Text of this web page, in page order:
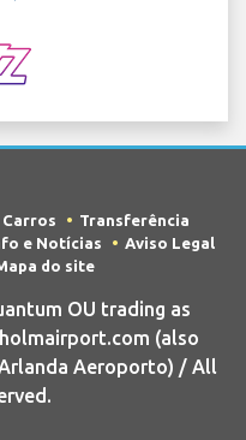
Transferência
e Notícias
Aviso Legal
do site
OU trading as
(also
Aeroporto) / All